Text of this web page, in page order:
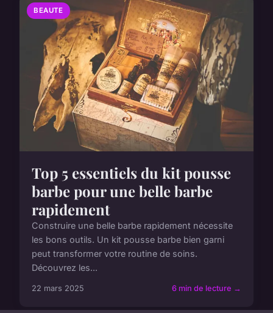
BEAUTE
Top 5 essentiels du kit pousse
barbe pour une belle barbe
rapidement
Construire une belle barbe rapidement nécessite
les bons outils. Un kit pousse barbe bien garni
peut transformer votre routine de soins.
Découvrez les...
22 mars 2025 6 min de lecture →